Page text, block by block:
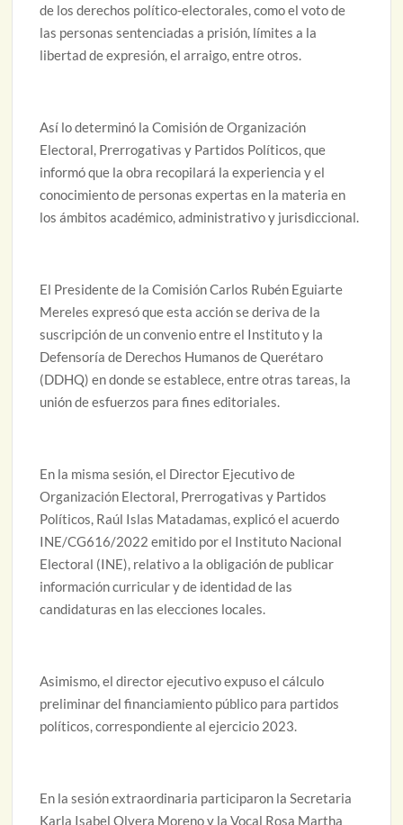
de los derechos político-electorales, como el voto de
las personas sentenciadas a prisión, límites a la
libertad de expresión, el arraigo, entre otros.
Así lo determinó la Comisión de Organización
Electoral, Prerrogativas y Partidos Políticos, que
informó que la obra recopilará la experiencia y el
conocimiento de personas expertas en la materia en
los ámbitos académico, administrativo y jurisdiccional.
El Presidente de la Comisión Carlos Rubén Eguiarte
Mereles expresó que esta acción se deriva de la
suscripción de un convenio entre el Instituto y la
Defensoría de Derechos Humanos de Querétaro
(DDHQ) en donde se establece, entre otras tareas, la
unión de esfuerzos para fines editoriales.
En la misma sesión, el Director Ejecutivo de
Organización Electoral, Prerrogativas y Partidos
Políticos, Raúl Islas Matadamas, explicó el acuerdo
INE/CG616/2022 emitido por el Instituto Nacional
Electoral (INE), relativo a la obligación de publicar
información curricular y de identidad de las
candidaturas en las elecciones locales.
Asimismo, el director ejecutivo expuso el cálculo
preliminar del financiamiento público para partidos
políticos, correspondiente al ejercicio 2023.
En la sesión extraordinaria participaron la Secretaria
Karla Isabel Olvera Moreno y la Vocal Rosa Martha